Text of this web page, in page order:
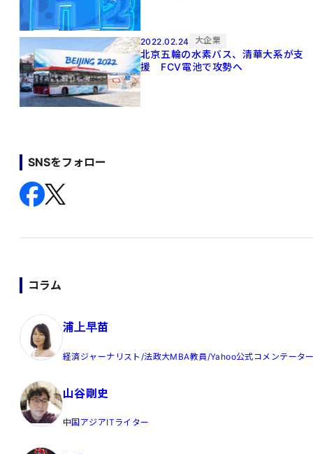
2022.02.24 大企業
北京五輪の水素バス、清華大系が支
援 FCV電池で攻勢へ
SNSをフォロー
コラム
浦上早苗
経済ジャーナリスト/法政大MBA教員/Yahoo公式コメンテータ
山谷剛史
中国アジアITライター